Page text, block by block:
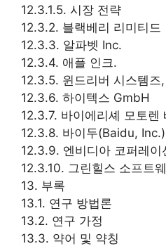
12.3.1.5. 시장 전략
12.3.2. 블랙베리 리미티드
12.3.3. 알파벳 Inc.
12.3.4. 애플 인크.
12.3.5. 윈드리버 시스템즈
12.3.6. 하이텍스 GmbH
12.3.7. 바이에리셰 모토렌
12.3.8. 바이두(Baidu, Inc.)
12.3.9. 엔비디아 코퍼레이
12.3.10. 그린힐스 소프트
13. 부록
13.1. 연구 방법론
13.2. 연구 가정
13.3. 약어 및 약칭